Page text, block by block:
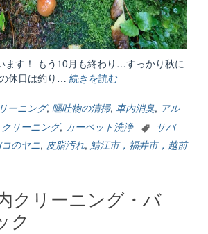
ます！ もう10月も終わり…すっかり秋に
休日は釣り… 続きを読む
タ
バ
コ
の
汚
ーニング, 嘔吐物の清掃, 車内消臭, アル
リーニング, カーペット洗浄
サバ
コのヤニ, 皮脂汚れ, 鯖江市，福井市，越前
クリーニング・バ
ク